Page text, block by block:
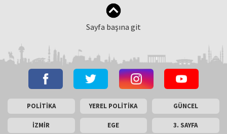
Sayfa başına git
POLİTİKA YEREL POLİTİKA GÜNCEL
İZMİR EGE 3. SAYFA